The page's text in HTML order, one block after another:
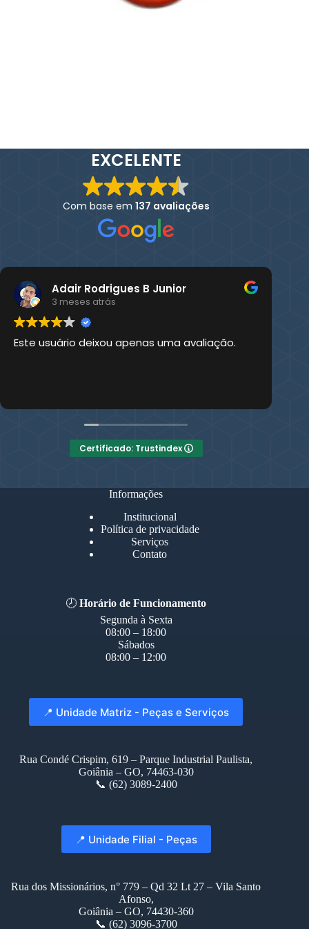
EXCELENTE
Com base em 137 avaliações
Adair Rodrigues B Junior
3 meses atrás
Este usuário deixou apenas uma avaliação.
Certificado: Trustindex
Informações
Institucional
Política de privacidade
Serviços
Contato
🕗Horário de Funcionamento
Segunda à Sexta
08:00 – 18:00
Sábados
08:00 – 12:00
📍 Unidade Matriz - Peças e Serviços
Rua Condé Crispim, 619 – Parque Industrial Paulista,
Goiânia – GO, 74463-030
📞 (62) 3089-2400
📍 Unidade Filial - Peças
Rua dos Missionários, n° 779 – Qd 32 Lt 27 – Vila Santo
Afonso,
Goiânia – GO, 74430-360
📞 (62) 3096-3700